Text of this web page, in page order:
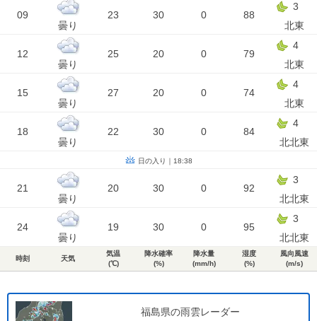
09
曇り
23 30 0 88
3
北東
12
曇り
25 20 0 79
4
北東
15
曇り
27 20 0 74
4
北東
18
曇り
22 30 0 84
4
北北東
日の入り｜18:38
21
曇り
20 30 0 92
3
北北東
24
曇り
19 30 0 95
3
北北東
時刻 天気
気温
(℃)
降水確率
(%)
降水量
(mm/h)
湿度
(%)
風向風速
(m/s)
福島県の雨雲レーダー